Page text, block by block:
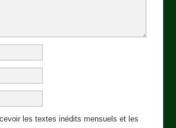
les textes inédits mensuels et les